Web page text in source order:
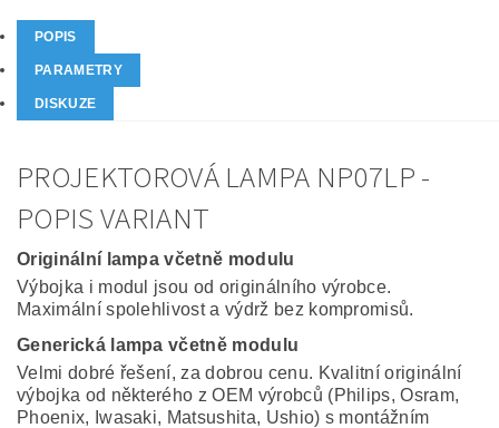
POPIS
PARAMETRY
DISKUZE
PROJEKTOROVÁ LAMPA NP07LP -
POPIS VARIANT
Originální lampa včetně modulu
Výbojka i modul jsou od originálního výrobce.
Maximální spolehlivost a výdrž bez kompromisů.
Generická lampa včetně modulu
Velmi dobré řešení, za dobrou cenu. Kvalitní originální
výbojka od některého z OEM výrobců (Philips, Osram,
Phoenix, Iwasaki, Matsushita, Ushio) s montážním